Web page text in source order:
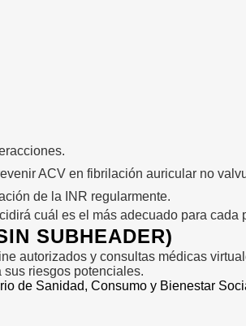
ACV en fibrilación auricular no
de la INR regularmente.
cuál es el más adecuado para cada
SUBHEADER)
autorizados y consultas médicas
riesgos potenciales.
de Sanidad, Consumo y Bienestar